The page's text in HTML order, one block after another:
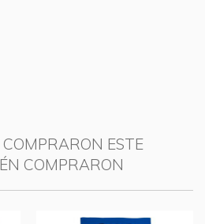
COMPRARON ESTE
COMPRARON